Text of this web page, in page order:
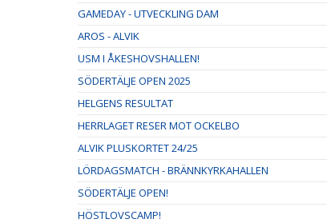
GAMEDAY - UTVECKLING DAM
AROS - ALVIK
USM I ÅKESHOVSHALLEN!
SÖDERTÄLJE OPEN 2025
HELGENS RESULTAT
HERRLAGET RESER MOT OCKELBO
ALVIK PLUSKORTET 24/25
LÖRDAGSMATCH - BRÄNNKYRKAHALLEN
SÖDERTÄLJE OPEN!
HÖSTLOVSCAMP!